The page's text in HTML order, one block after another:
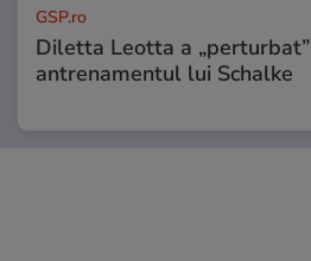
GSP.ro
Diletta Leotta a „perturbat”
antrenamentul lui Schalke